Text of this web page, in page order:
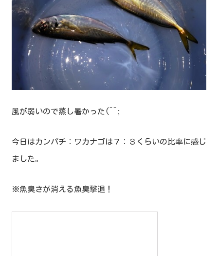
風が弱いので蒸し暑かった(^^;
今日はカンパチ：ワカナゴは７：３くらいの比率に感じ
ました。
※魚臭さが消える魚臭撃退！